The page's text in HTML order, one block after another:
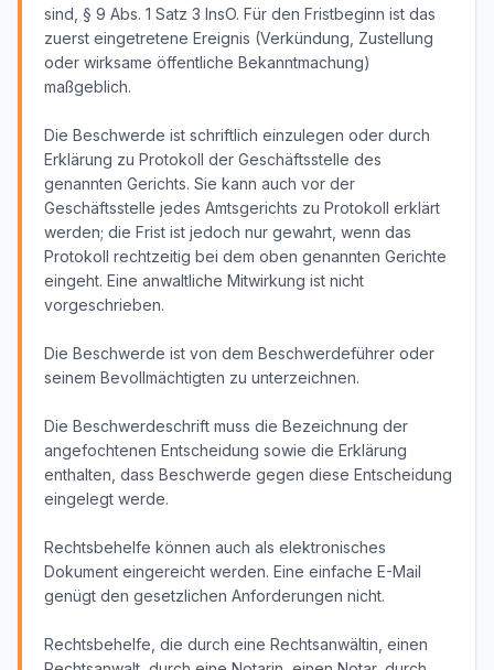
sind, § 9 Abs. 1 Satz 3 InsO. Für den Fristbeginn ist das
zuerst eingetretene Ereignis (Verkündung, Zustellung
oder wirksame öffentliche Bekanntmachung)
maßgeblich.
Die Beschwerde ist schriftlich einzulegen oder durch
Erklärung zu Protokoll der Geschäftsstelle des
genannten Gerichts. Sie kann auch vor der
Geschäftsstelle jedes Amtsgerichts zu Protokoll erklärt
werden; die Frist ist jedoch nur gewahrt, wenn das
Protokoll rechtzeitig bei dem oben genannten Gerichte
eingeht. Eine anwaltliche Mitwirkung ist nicht
vorgeschrieben.
Die Beschwerde ist von dem Beschwerdeführer oder
seinem Bevollmächtigten zu unterzeichnen.
Die Beschwerdeschrift muss die Bezeichnung der
angefochtenen Entscheidung sowie die Erklärung
enthalten, dass Beschwerde gegen diese Entscheidung
eingelegt werde.
Rechtsbehelfe können auch als elektronisches
Dokument eingereicht werden. Eine einfache E-Mail
genügt den gesetzlichen Anforderungen nicht.
Rechtsbehelfe, die durch eine Rechtsanwältin, einen